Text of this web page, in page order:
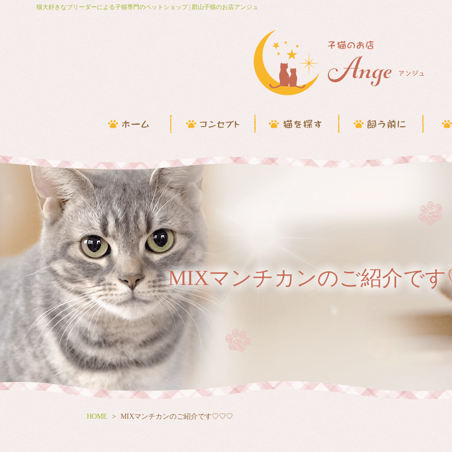
猫大好きなブリーダーによる子猫専門のペットショップ | 郡山子猫のお店アンジュ
MIXマンチカンのご紹介
HOME MIXマンチカンのご紹介です♡♡♡